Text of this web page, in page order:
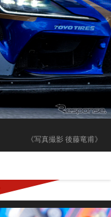
《写真撮影 後藤竜甫》